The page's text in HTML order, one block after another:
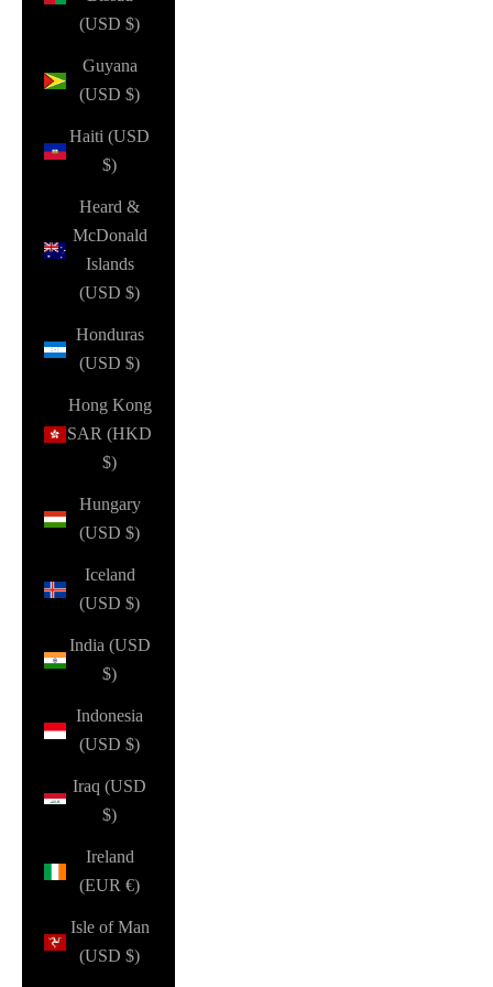
(USD $)
Guyana
(USD $)
Haiti (USD
$)
Heard &
McDonald
Islands
(USD $)
Honduras
(USD $)
Hong Kong
SAR (HKD
$)
Hungary
(USD $)
Iceland
(USD $)
India (USD
$)
Indonesia
(USD $)
Iraq (USD
$)
Ireland
(EUR €)
Isle of Man
(USD $)